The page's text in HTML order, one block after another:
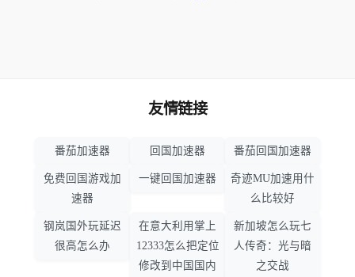
友情链接
番茄加速器 回国加速器 番茄回国加速器
免费回国游戏加
速器
一键回国加速器
奇迹MU加速用什
么比较好
钢岚国外玩延迟
很高怎么办
在意大利用掌上
12333怎么把定位
修改到中国国内
新加坡怎么玩七
人传奇：光与暗
之交战